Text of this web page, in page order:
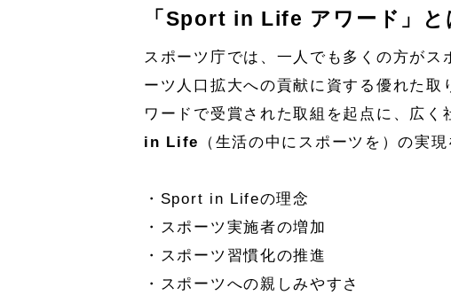
「Sport in Life アワード」と
スポーツ庁では、一人でも多くの方が
ーツ人口拡大への貢献に資する優れた
ワードで受賞された取組を起点に、広く
in Life
（生活の中にスポーツを）の実現
・Sport in Lifeの理念
・スポーツ実施者の増加
・スポーツ習慣化の推進
・スポーツへの親しみやすさ